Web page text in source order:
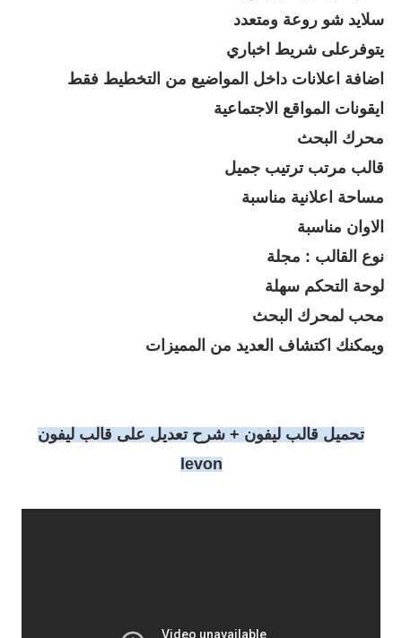
سلايد شو روعة ومتعدد
يتوفرعلى شريط اخباري
اضافة اعلانات داخل المواضيع من التخطيط فقط
ايقونات المواقع الاجتماعية
محرك البحث
قالب مرتب ترتيب جميل
مساحة اعلانية مناسبة
الاوان مناسبة
نوع القالب : مجلة
لوحة التحكم سهلة
محب لمحرك البحث
ويمكنك اكتشاف العديد من المميزات
تحميل قالب ليفون + شرح تعديل على قالب ليفون
levon